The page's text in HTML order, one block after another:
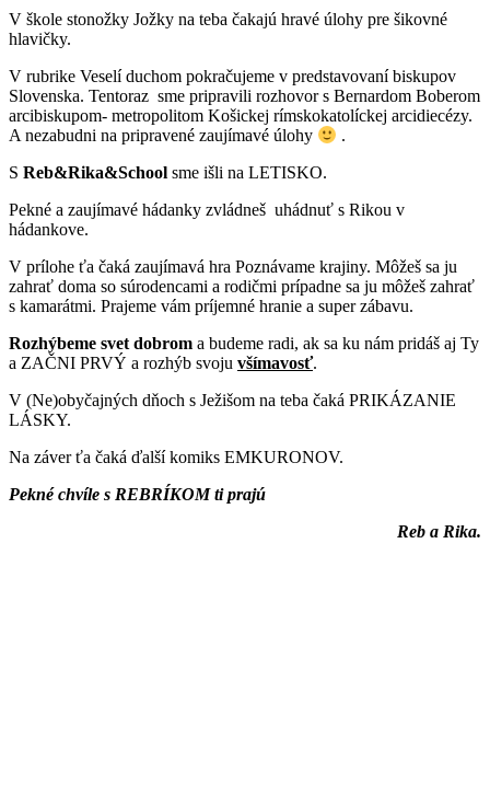
V škole stonožky Jožky na teba čakajú hravé úlohy pre šikovné
hlavičky.
V rubrike Veselí duchom pokračujeme v predstavovaní biskupov
Slovenska. Tentoraz sme pripravili rozhovor s Bernardom Boberom
arcibiskupom- metropolitom Košickej rímskokatolíckej arcidiecézy.
A nezabudni na pripravené zaujímavé úlohy
.
S Reb&Rika&School sme išli na LETISKO.
Pekné a zaujímavé hádanky zvládneš uhádnuť s Rikou v
hádankove.
V prílohe ťa čaká zaujímavá hra Poznávame krajiny. Môžeš sa ju
zahrať doma so súrodencami a rodičmi prípadne sa ju môžeš zahrať
s kamarátmi. Prajeme vám príjemné hranie a super zábavu.
Rozhýbeme svet dobrom a budeme radi, ak sa ku nám pridáš aj Ty
a ZAČNI PRVÝ a rozhýb svoju všímavosť.
V (Ne)obyčajných dňoch s Ježišom na teba čaká PRIKÁZANIE
LÁSKY.
Na záver ťa čaká ďalší komiks EMKURONOV.
Pekné chvíle s REBRÍKOM ti prajú
Reb a Rika.